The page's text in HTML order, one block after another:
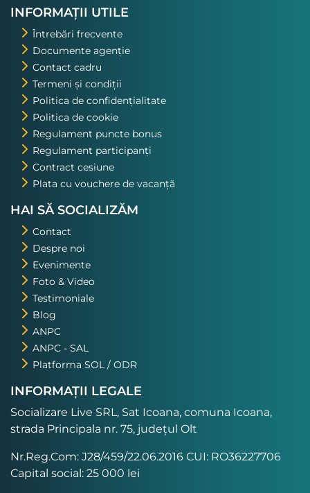
INFORMAȚII UTILE
Întrebări frecvente
Documente agenție
Contact cadru
Termeni și condiții
Politica de confidențialitate
Politica de cookie
Regulament puncte bonus
Regulament participanți
Contract cesiune
Plata cu vouchere de vacanță
HAI SĂ SOCIALIZĂM
Contact
Despre noi
Evenimente
Foto & Video
Testimoniale
Blog
ANPC
ANPC - SAL
Platforma SOL / ODR
INFORMAȚII LEGALE
Socializare Live SRL, Sat Icoana, comuna Icoana,
strada Principala nr. 75, județul Olt
Nr.Reg.Com: J28/459/22.06.2016 CUI: RO36227706
Capital social: 25 000 lei